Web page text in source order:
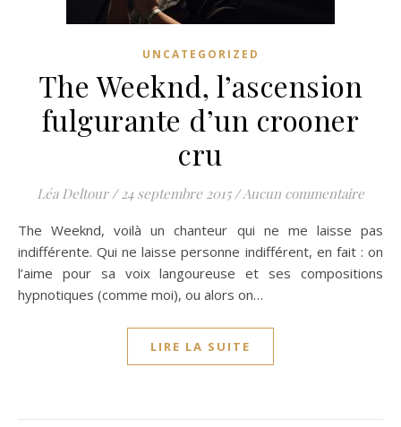
UNCATEGORIZED
The Weeknd, l’ascension
fulgurante d’un crooner
cru
Léa Deltour / 24 septembre 2015 /Aucun commentaire
The Weeknd, voilà un chanteur qui ne me laisse pas
indifférente. Qui ne laisse personne indifférent, en fait : on
l’aime pour sa voix langoureuse et ses compositions
hypnotiques (comme moi), ou alors on…
LIRE LA SUITE